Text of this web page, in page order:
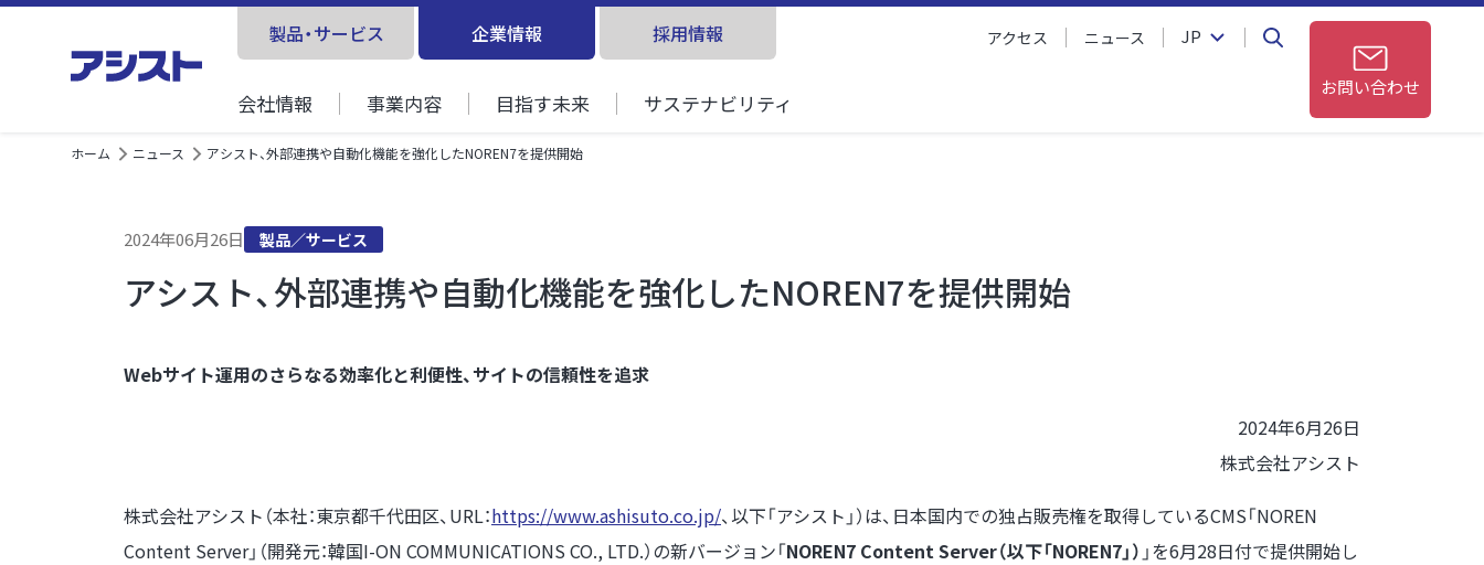
企業情報
会社情報 事業内容 目指す未来 サステナビリティ
製品・サービス 採用情報 アクセス ニュース JP
お問い合わせ
ホーム ニュース アシスト、外部連携や自動化機能を強化したNOREN7を提供開始
2024年06月26日 製品／サービス
アシスト、外部連携や自動化機能を強化したNOREN7を提供開始
Webサイト運用のさらなる効率化と利便性、サイトの信頼性を追求
2024年6月26日
株式会社アシスト
株式会社アシスト（本社：東京都千代田区、URL：https://www.ashisuto.co.jp/、以下「アシスト」）は、日本国内での独占販売権を取得しているCMS「NOREN
Content Server」（開発元：韓国I-ON COMMUNICATIONS CO., LTD.）の新バージョン「NOREN7 Content Server（以下「NOREN7」） 」を6月28日付で提供開始し